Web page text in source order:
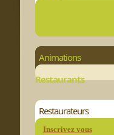
Animations
Restaurants
Restaurateurs
Inscrivez vous